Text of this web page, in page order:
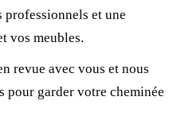
et une
vos meubles.
revue avec vous et nous
pour garder votre cheminée